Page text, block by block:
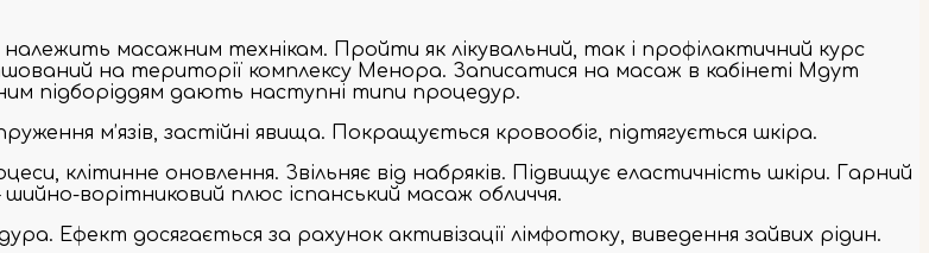
масажним технікам. Пройти як лікувальний, так і профілактичний курс
на території комплексу Менора. Записатися на масаж в кабінеті Mgym
підборіддям дають наступні типи процедур.
м’язів, застійні явища. Покращується кровообіг, підтягується шкіра.
клітинне оновлення. Звільняє від набряків. Підвищує еластичність шкіри. Гарний
ворітниковий плюс іспанський масаж обличчя.
Ефект досягається за рахунок активізації лімфотоку, виведення зайвих рідин.